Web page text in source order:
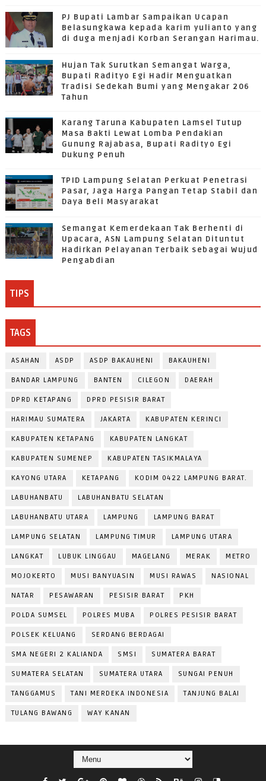
PJ Bupati Lambar Sampaikan Ucapan
Belasungkawa kepada karim yulianto yang
di duga menjadi Korban Serangan Harimau.
Hujan Tak Surutkan Semangat Warga,
Bupati Radityo Egi Hadir Menguatkan
Tradisi Sedekah Bumi yang Mengakar 206
Tahun
Karang Taruna Kabupaten Lamsel Tutup
Masa Bakti Lewat Lomba Pendakian
Gunung Rajabasa, Bupati Radityo Egi
Dukung Penuh
TPID Lampung Selatan Perkuat Penetrasi
Pasar, Jaga Harga Pangan Tetap Stabil dan
Daya Beli Masyarakat
Semangat Kemerdekaan Tak Berhenti di
Upacara, ASN Lampung Selatan Dituntut
Hadirkan Pelayanan Terbaik sebagai Wujud
Pengabdian
TIPS
TAGS
ASAHAN ASDP ASDP BAKAUHENI BAKAUHENI
BANDAR LAMPUNG BANTEN CILEGON DAERAH
DPRD KETAPANG DPRD PESISIR BARAT
HARIMAU SUMATERA JAKARTA KABUPATEN KERINCI
KABUPATEN KETAPANG KABUPATEN LANGKAT
KABUPATEN SUMENEP KABUPATEN TASIKMALAYA
KAYONG UTARA KETAPANG KODIM 0422 LAMPUNG BARAT.
LABUHANBATU LABUHANBATU SELATAN
LABUHANBATU UTARA LAMPUNG LAMPUNG BARAT
LAMPUNG SELATAN LAMPUNG TIMUR LAMPUNG UTARA
LANGKAT LUBUK LINGGAU MAGELANG MERAK METRO
MOJOKERTO MUSI BANYUASIN MUSI RAWAS NASIONAL
NATAR PESAWARAN PESISIR BARAT PKH
POLDA SUMSEL POLRES MUBA POLRES PESISIR BARAT
POLSEK KELUANG SERDANG BERDAGAI
SMA NEGERI 2 KALIANDA SMSI SUMATERA BARAT
SUMATERA SELATAN SUMATERA UTARA SUNGAI PENUH
TANGGAMUS TANI MERDEKA INDONESIA TANJUNG BALAI
TULANG BAWANG WAY KANAN